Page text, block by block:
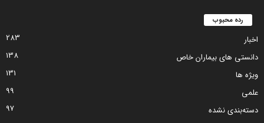
رده محبوب
اخبار
283
دانستی های بیماران خاص
138
ویژه ها
131
علمی
99
دسته‌بندی نشده
97